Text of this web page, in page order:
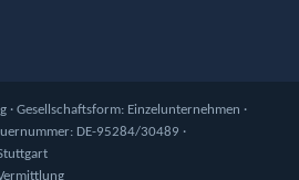
Gesellschaftsform: Einzelunternehmen ·
DE-95284/30489 ·